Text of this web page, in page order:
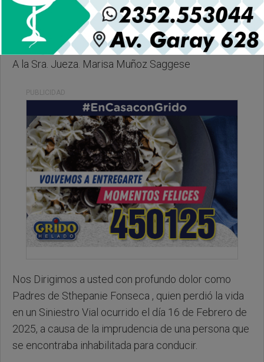
Martes, 21 de Octubre de 2025 . 21:19 Hs.
A la Sra. Jueza. Marisa Muñoz Saggese
PUBLICIDAD
Nos Dirigimos a usted con profundo dolor como
Padres de Sthepanie Fonseca , quien perdió la vida
en un Siniestro Vial ocurrido el día 16 de Febrero de
2025, a causa de la imprudencia de una persona que
se encontraba inhabilitada para conducir.